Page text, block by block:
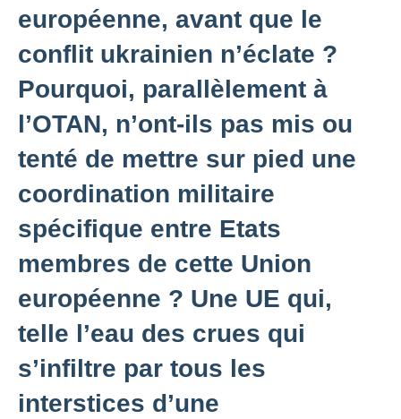
européenne, avant que le
conflit ukrainien n’éclate ?
Pourquoi, parallèlement à
l’OTAN, n’ont-ils pas mis ou
tenté de mettre sur pied une
coordination militaire
spécifique entre Etats
membres de cette Union
européenne ? Une UE qui,
telle l’eau des crues qui
s’infiltre par tous les
interstices d’une